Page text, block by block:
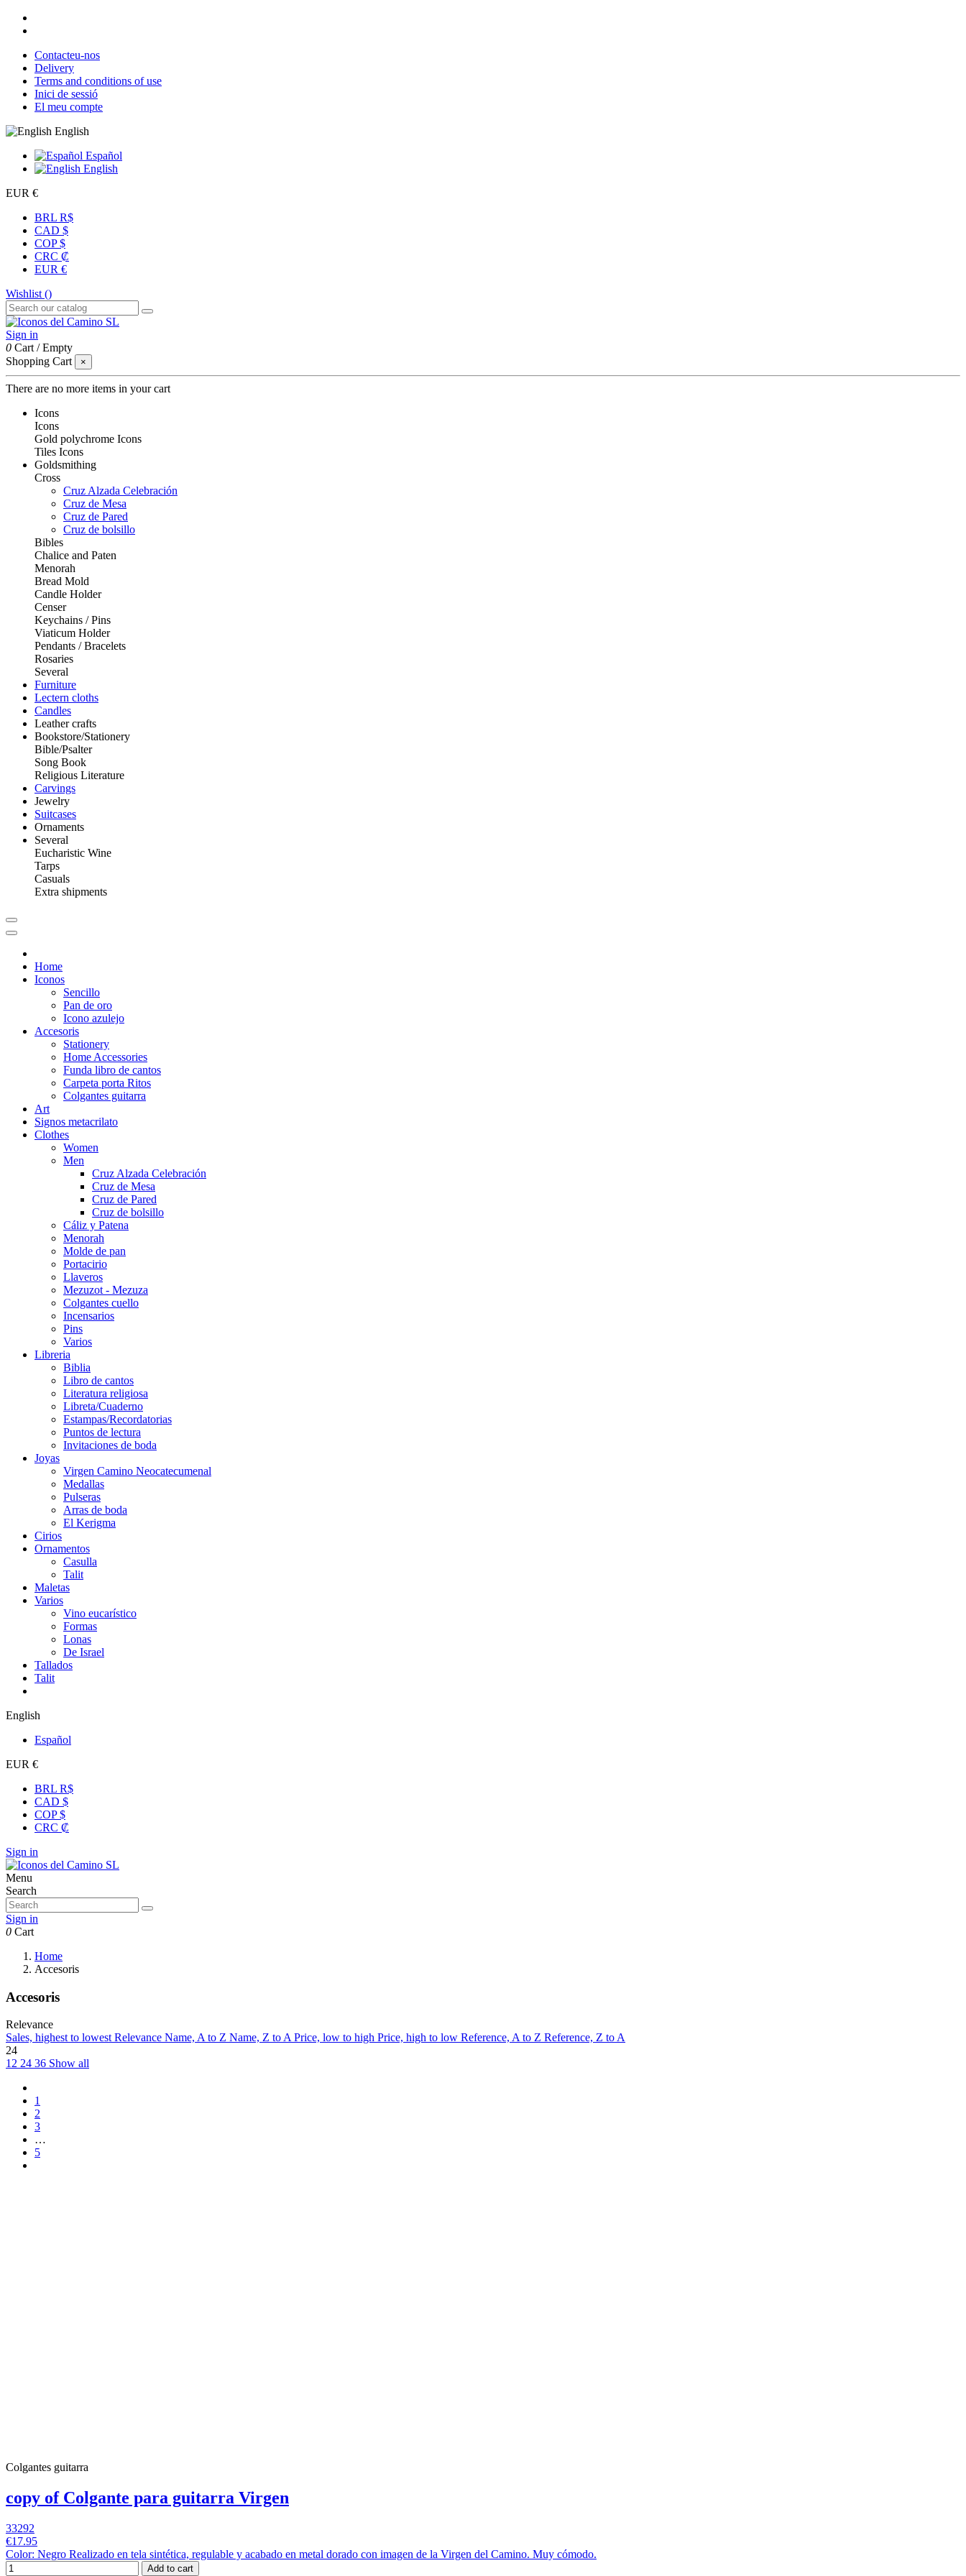
Contacteu-nos
Delivery
Terms and conditions of use
Inici de sessió
El meu compte
English
Español
English
EUR €
BRL R$
CAD $
COP $
CRC ₡
EUR €
Wishlist ()
Sign in
0 Cart /Empty
Shopping Cart
×
There are no more items in your cart
Icons
Icons
Gold polychrome Icons
Tiles Icons
Goldsmithing
Cross
Cruz Alzada Celebración
Cruz de Mesa
Cruz de Pared
Cruz de bolsillo
Bibles
Chalice and Paten
Menorah
Bread Mold
Candle Holder
Censer
Keychains / Pins
Viaticum Holder
Pendants / Bracelets
Rosaries
Several
Furniture
Lectern cloths
Candles
Leather crafts
Bookstore/Stationery
Bible/Psalter
Song Book
Religious Literature
Carvings
Jewelry
Suitcases
Ornaments
Several
Eucharistic Wine
Tarps
Casuals
Extra shipments
Home
Iconos
Sencillo
Pan de oro
Icono azulejo
Accesoris
Stationery
Home Accessories
Funda libro de cantos
Carpeta porta Ritos
Colgantes guitarra
Art
Signos metacrilato
Clothes
Women
Men
Cruz Alzada Celebración
Cruz de Mesa
Cruz de Pared
Cruz de bolsillo
Cáliz y Patena
Menorah
Molde de pan
Portacirio
Llaveros
Mezuzot - Mezuza
Colgantes cuello
Incensarios
Pins
Varios
Libreria
Biblia
Libro de cantos
Literatura religiosa
Libreta/Cuaderno
Estampas/Recordatorias
Puntos de lectura
Invitaciones de boda
Joyas
Virgen Camino Neocatecumenal
Medallas
Pulseras
Arras de boda
El Kerigma
Cirios
Ornamentos
Casulla
Talit
Maletas
Varios
Vino eucarístico
Formas
Lonas
De Israel
Tallados
Talit
English
Español
EUR €
BRL R$
CAD $
COP $
CRC ₡
Sign in
Menu
Search
Sign in
0 Cart
Home
Accesoris
Accesoris
Relevance
Sales, highest to lowestRelevance Name, A to Z Name, Z to APrice, low to high Price, high to low Reference, A to Z Reference, Z to A
24
12 24 36 Show all
1
2
3
…
5
Colgantes guitarra
copy of Colgante para guitarra Virgen
33292
€17.95
Color: Negro Realizado en tela sintética, regulable y acabado en metal dorado con imagen de la Virgen del Camino. Muy cómodo.
Add to cart